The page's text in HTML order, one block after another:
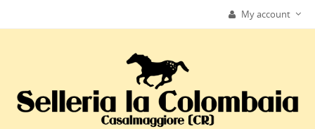
My account